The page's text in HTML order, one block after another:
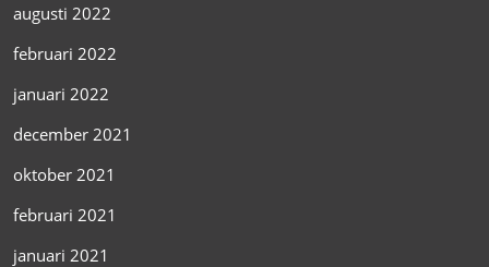
augusti 2022
februari 2022
januari 2022
december 2021
oktober 2021
februari 2021
januari 2021